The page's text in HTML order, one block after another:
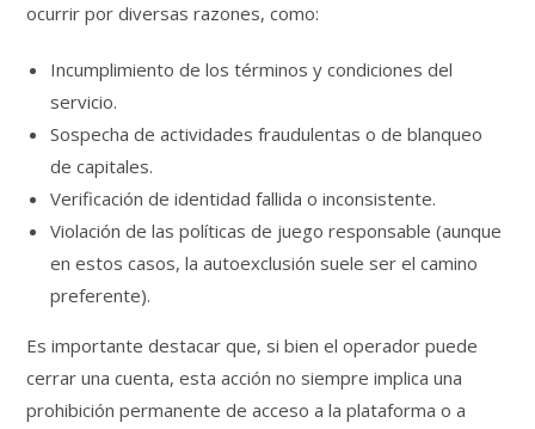
ocurrir por diversas razones, como:
Incumplimiento de los términos y condiciones del
servicio.
Sospecha de actividades fraudulentas o de blanqueo
de capitales.
Verificación de identidad fallida o inconsistente.
Violación de las políticas de juego responsable (aunque
en estos casos, la autoexclusión suele ser el camino
preferente).
Es importante destacar que, si bien el operador puede
cerrar una cuenta, esta acción no siempre implica una
prohibición permanente de acceso a la plataforma o a